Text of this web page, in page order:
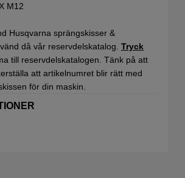
M12
Husqvarna sprängskisser &
då vår reservdelskatalog. Tryck
till reservdelskatalogen. Tänk på att
att artikelnumret blir rätt med
för din maskin.